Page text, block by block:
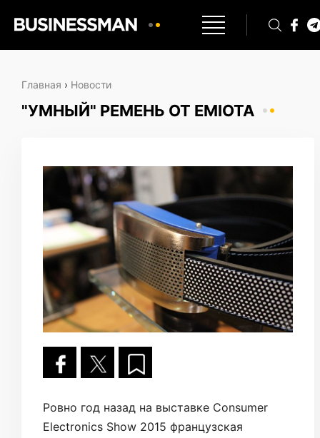
Главная › Новости
"УМНЫЙ" РЕМЕНЬ ОТ EMIOTA
Ровно год назад на выставке Consumer
Electronics Show 2015 французская